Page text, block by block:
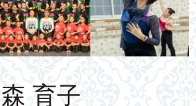
森 育子